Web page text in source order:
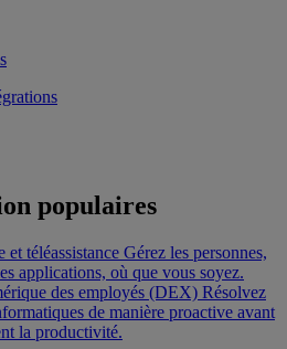
populaires
et téléassistance Gérez les personnes,
applications, où que vous soyez.
des employés (DEX) Résolvez
de manière proactive avant
la productivité.